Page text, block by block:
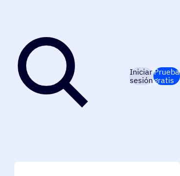
Iniciar
sesión
Prueba
gratis